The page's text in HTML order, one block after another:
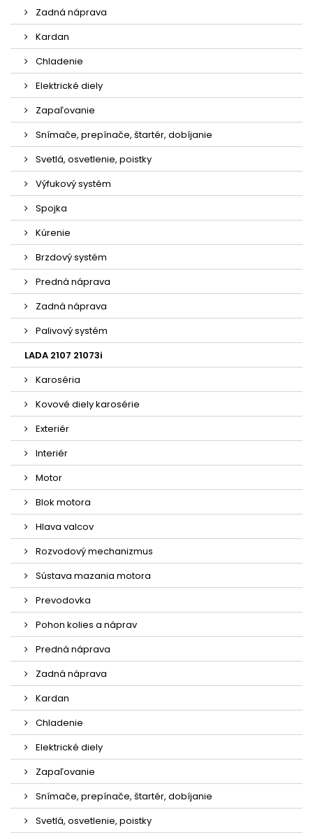
Zadná náprava
Kardan
Chladenie
Elektrické diely
Zapaľovanie
Snímače, prepínače, štartér, dobíjanie
Svetlá, osvetlenie, poistky
Výfukový systém
Spojka
Kúrenie
Brzdový systém
Predná náprava
Zadná náprava
Palivový systém
LADA 2107 21073i
Karoséria
Kovové diely karosérie
Exteriér
Interiér
Motor
Blok motora
Hlava valcov
Rozvodový mechanizmus
Sústava mazania motora
Prevodovka
Pohon kolies a náprav
Predná náprava
Zadná náprava
Kardan
Chladenie
Elektrické diely
Zapaľovanie
Snímače, prepínače, štartér, dobíjanie
Svetlá, osvetlenie, poistky